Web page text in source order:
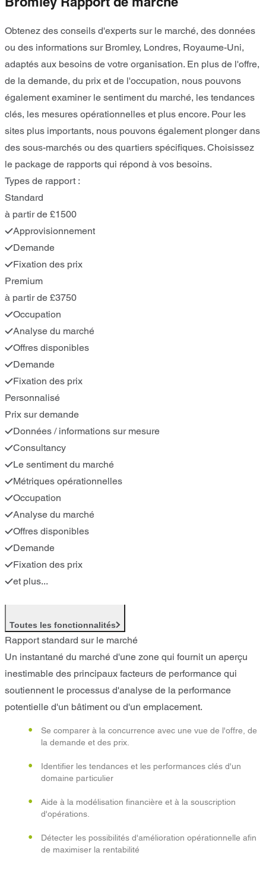
Obtenez des conseils d'experts sur le marché, des données
ou des informations sur Bromley, Londres, Royaume-Uni,
adaptés aux besoins de votre organisation. En plus de l'offre,
de la demande, du prix et de l'occupation, nous pouvons
également examiner le sentiment du marché, les tendances
clés, les mesures opérationnelles et plus encore. Pour les
sites plus importants, nous pouvons également plonger dans
des sous-marchés ou des quartiers spécifiques. Choisissez
le package de rapports qui répond à vos besoins.
Types de rapport :
Standard
à partir de £1500
Approvisionnement
Demande
Fixation des prix
Premium
à partir de £3750
Occupation
Analyse du marché
Offres disponibles
Demande
Fixation des prix
Personnalisé
Prix sur demande
Données / informations sur mesure
Consultancy
Le sentiment du marché
Métriques opérationnelles
Occupation
Analyse du marché
Offres disponibles
Demande
Fixation des prix
et plus...
Toutes les fonctionnalités
Rapport standard sur le marché
Un instantané du marché d'une zone qui fournit un aperçu
inestimable des principaux facteurs de performance qui
soutiennent le processus d'analyse de la performance
potentielle d'un bâtiment ou d'un emplacement.
Se comparer à la concurrence avec une vue de l'offre, de
la demande et des prix.
Identifier les tendances et les performances clés d'un
domaine particulier
Aide à la modélisation financière et à la souscription
d'opérations.
Détecter les possibilités d'amélioration opérationnelle afin
de maximiser la rentabilité